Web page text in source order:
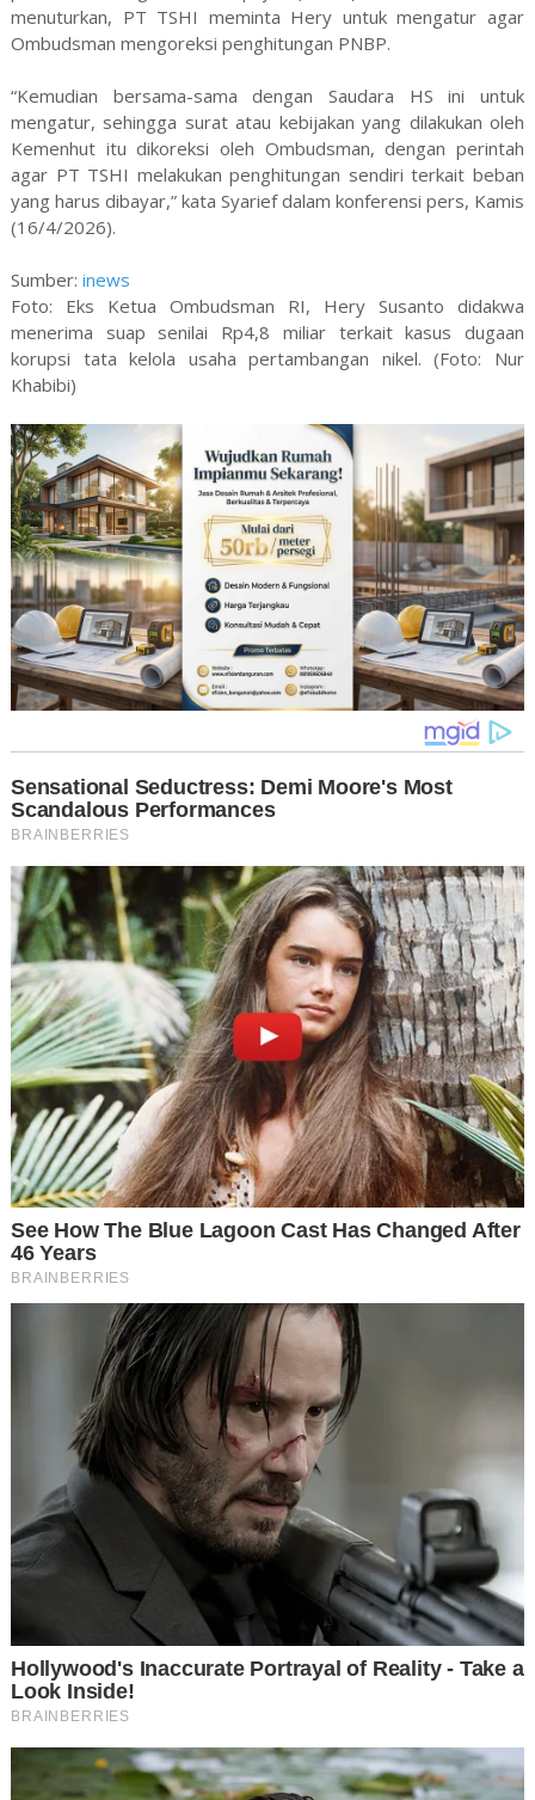
menuturkan, PT TSHI meminta Hery untuk mengatur agar
Ombudsman mengoreksi penghitungan PNBP.
“Kemudian bersama-sama dengan Saudara HS ini untuk
mengatur, sehingga surat atau kebijakan yang dilakukan oleh
Kemenhut itu dikoreksi oleh Ombudsman, dengan perintah
agar PT TSHI melakukan penghitungan sendiri terkait beban
yang harus dibayar,” kata Syarief dalam konferensi pers, Kamis
(16/4/2026).
Sumber: inews
Foto: Eks Ketua Ombudsman RI, Hery Susanto didakwa
menerima suap senilai Rp4,8 miliar terkait kasus dugaan
korupsi tata kelola usaha pertambangan nikel. (Foto: Nur
Khabibi)